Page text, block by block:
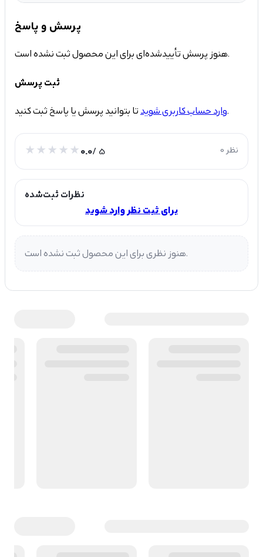
پرسش و پاسخ
هنوز پرسش تأییدشده‌ای برای این محصول ثبت نشده است.
ثبت پرسش
وارد حساب کاربری شویدتا بتوانید پرسش یا پاسخ ثبت کنید.
0.0/ 5 0 نظر
نظرات ثبت‌شده
برای ثبت نظر وارد شوید
هنوز نظری برای این محصول ثبت نشده است.